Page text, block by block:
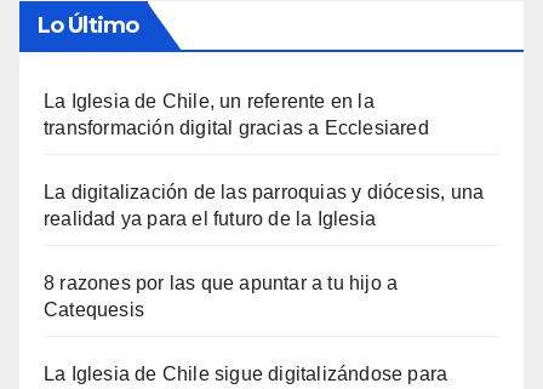
Lo Último
La Iglesia de Chile, un referente en la
transformación digital gracias a Ecclesiared
La digitalización de las parroquias y diócesis, una
realidad ya para el futuro de la Iglesia
8 razones por las que apuntar a tu hijo a
Catequesis
La Iglesia de Chile sigue digitalizándose para